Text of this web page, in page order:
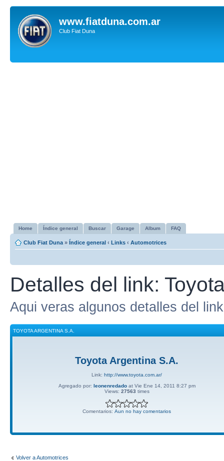
www.fiatduna.com.ar
Club Fiat Duna
Home Índice general Buscar Garage Album FAQ
Club Fiat Duna » Índice general ‹ Links ‹ Automotrices
Detalles del link:
Aqui veras algunos detalles del
TOYOTA ARGENTINA S.A.
Toyota Argentina S.A.
Link:http://www.toyota.com.ar/
Agregado por: leonenredadoat Vie Ene 14, 2011 8:27 pm
Views: 27563 times
Comentarios:Aun no hay comentarios
Volver a Automotrices